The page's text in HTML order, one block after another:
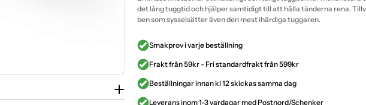
det lång tuggtid och hjälper samtidigt till att hålla tänderna rena.
ben som sysselsätter även den mest ihärdiga tuggaren.
Smakprov i varje beställning
Frakt från 59kr - Fri standardfrakt från 599kr
Beställningar innan kl 12 skickas samma dag
Leverans inom 1-3 vardagar med Postnord/Schenker